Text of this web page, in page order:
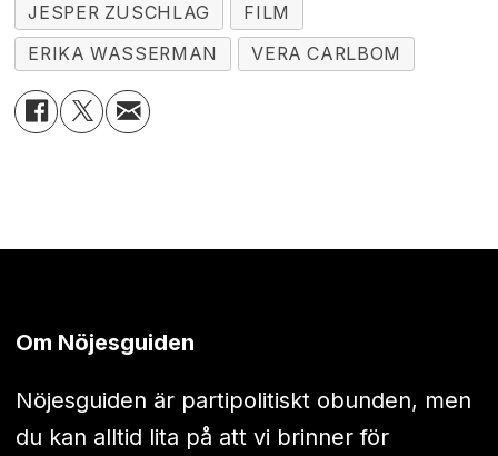
JESPER ZUSCHLAG
FILM
ERIKA WASSERMAN
VERA CARLBOM
Om Nöjesguiden
Nöjesguiden är partipolitiskt obunden, men
du kan alltid lita på att vi brinner för